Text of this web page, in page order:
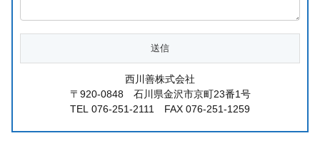
西川善株式会社
〒920-0848 石川県金沢市京町23番1号
TEL 076-251-2111 FAX 076-251-1259